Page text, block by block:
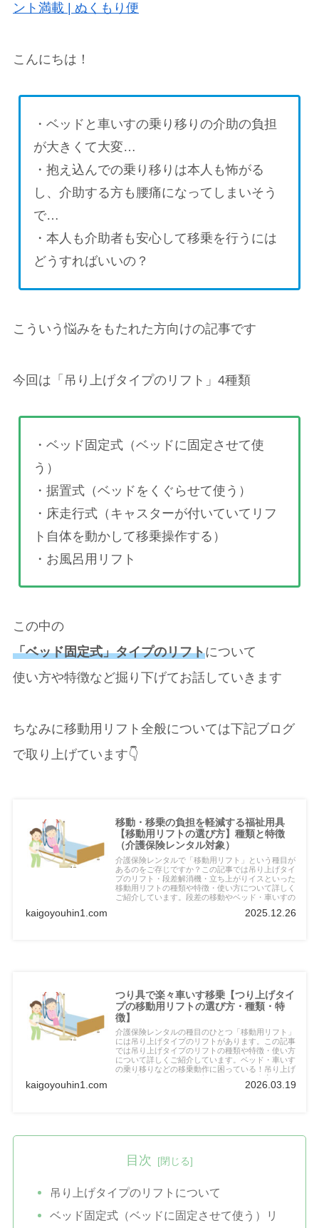
ント満載 | ぬくもり便
こんにちは！
・ベッドと車いすの乗り移りの介助の負担
が大きくて大変…
・抱え込んでの乗り移りは本人も怖がる
し、介助する方も腰痛になってしまいそう
で…
・本人も介助者も安心して移乗を行うには
どうすればいいの？
こういう悩みをもたれた方向けの記事です
今回は「吊り上げタイプのリフト」4種類
・ベッド固定式（ベッドに固定させて使
う）
・据置式（ベッドをくぐらせて使う）
・床走行式（キャスターが付いていてリフ
ト自体を動かして移乗操作する）
・お風呂用リフト
この中の
「ベッド固定式」タイプのリフトについて
使い方や特徴など掘り下げてお話していきます
ちなみに移動用リフト全般については下記ブログ
で取り上げています👇
移動・移乗の負担を軽減する福祉用具
【移動用リフトの選び方】種類と特徴
（介護保険レンタル対象）
介護保険レンタルで「移動用リフト」という種目が
あるのをご存じですか？この記事では吊り上げタイ
プのリフト・段差解消機・立ち上がりイスといった
移動用リフトの種類や特徴・使い方について詳しく
ご紹介しています。段差の移動やベッド・車いすの
kaigoyouhin1.com 2025.12.26
つり具で楽々車いす移乗【つり上げタイ
プの移動用リフトの選び方・種類・特
徴】
介護保険レンタルの種目のひとつ「移動用リフト」
には吊り上げタイプのリフトがあります。この記事
では吊り上げタイプのリフトの種類や特徴・使い方
について詳しくご紹介しています。ベッド・車いす
の乗り移りなどの移乗動作に困っている！吊り上げ
kaigoyouhin1.com 2026.03.19
目次
吊り上げタイプのリフトについて
ベッド固定式（ベッドに固定させて使う）リ